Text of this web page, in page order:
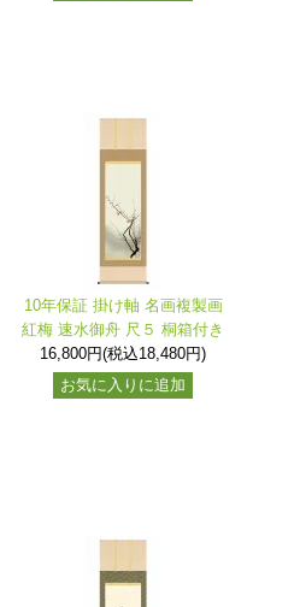
10年保証 掛け軸 名画複製画
紅梅 速水御舟 尺５ 桐箱付き
16,800円(税込18,480円)
お気に入りに追加